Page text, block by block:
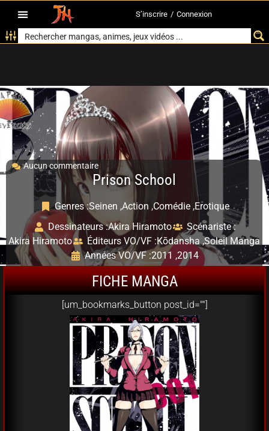
S’inscrire / Connexion
Aucun commentaire
Prison School
Genres :Seinen ,Action ,Comédie ,Erotique
Dessinateurs :Akira Hiramoto
Scénariste :
Akira Hiramoto
Éditeurs VO/VF :Kōdansha ,Soleil Manga
Années VO/VF :2011 ,2014
FICHE MANGA
[um_bookmarks_button post_id=""]